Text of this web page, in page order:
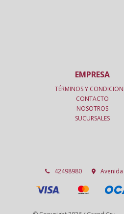
42498980
EMPRESA
TÉRMINOS Y
CONTACTO
NOSOTROS
SUCURSALES